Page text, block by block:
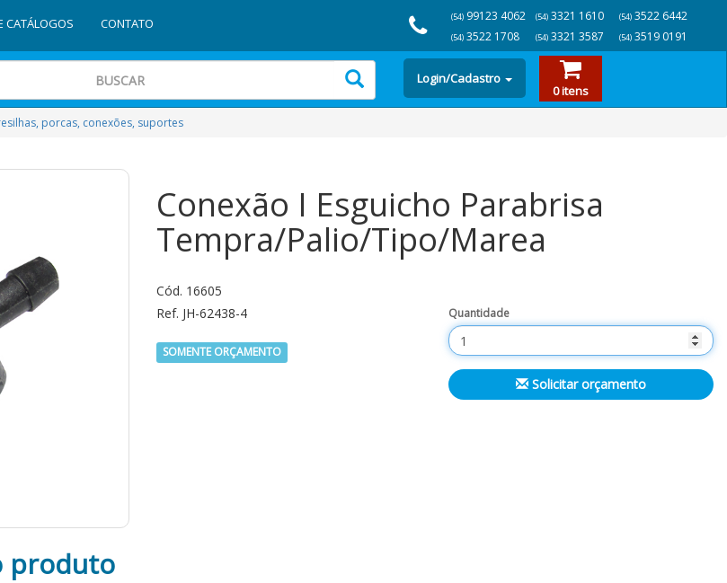
CATÁLOGOS CONTATO (54) 99123 4062
(54) 3522 1708
(54)3321 1610
(54)3321 3587
(54)3522 6442
(54)3519 0191
Login/Cadastro
0 itens
porcas, conexões, suportes
Conexão I Esguicho Parabrisa
Tempra/Palio/Tipo/Marea
Cód. 16605
Ref. JH-62438-4
SOMENTE ORÇAMENTO
Quantidade
Solicitar orçamento
produto